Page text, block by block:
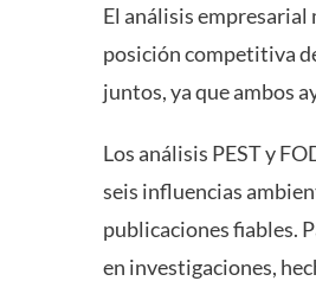
El análisis empresarial
posición competitiva
juntos, ya que ambos
Los análisis PEST y
seis influencias
publicaciones fiables.
en investigaciones,